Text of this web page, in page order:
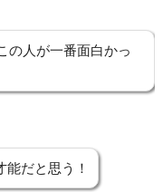
の人が一番面白かっ
能だと思う！